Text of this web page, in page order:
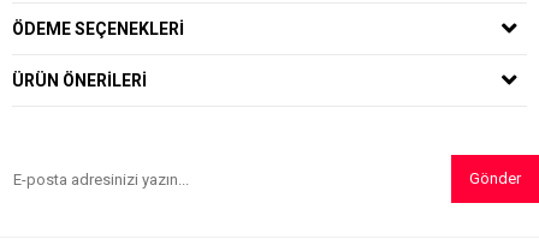
ÖDEME SEÇENEKLERI
ÜRÜN ÖNERILERI
Gönder